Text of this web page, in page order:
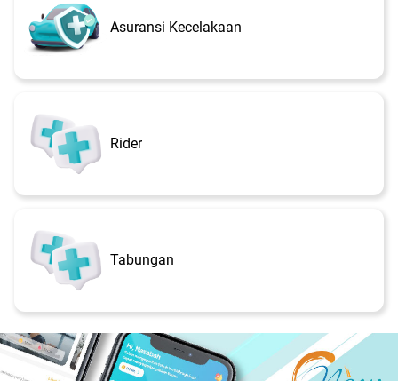
Asuransi Kecelakaan
Rider
Tabungan